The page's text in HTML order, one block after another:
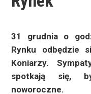
31 grudnia o
Rynku odbędzie
Koniarzy.
spotkają się,
noworoczne.